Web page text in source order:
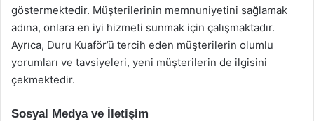
göstermektedir. Müşterilerinin memnuniyetini sağlamak
adına, onlara en iyi hizmeti sunmak için çalışmaktadır.
Ayrıca, Duru Kuaför’ü tercih eden müşterilerin olumlu
yorumları ve tavsiyeleri, yeni müşterilerin de ilgisini
çekmektedir.
Sosyal Medya ve İletişim